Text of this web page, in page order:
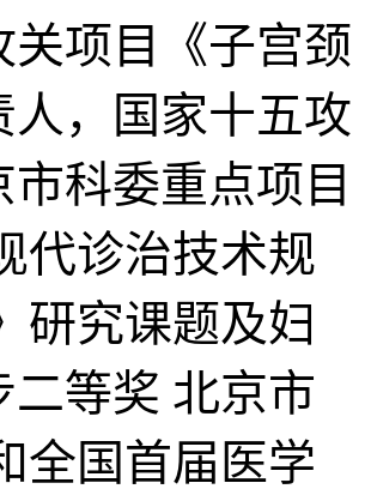
项目《子宫颈
，国家十五攻
科委重点项目
代诊治技术规
研究课题及妇
等奖 北京市
全国首届医学